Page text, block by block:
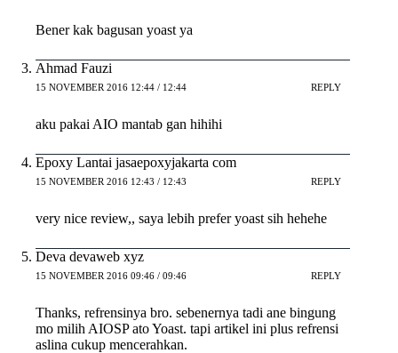
Bener kak bagusan yoast ya
Ahmad Fauzi
15 NOVEMBER 2016 12:44 / 12:44 REPLY
aku pakai AIO mantab gan hihihi
Epoxy Lantai jasaepoxyjakarta com
15 NOVEMBER 2016 12:43 / 12:43 REPLY
very nice review,, saya lebih prefer yoast sih hehehe
Deva devaweb xyz
15 NOVEMBER 2016 09:46 / 09:46 REPLY
Thanks, refrensinya bro. sebenernya tadi ane bingung
mo milih AIOSP ato Yoast. tapi artikel ini plus refrensi
aslina cukup mencerahkan.